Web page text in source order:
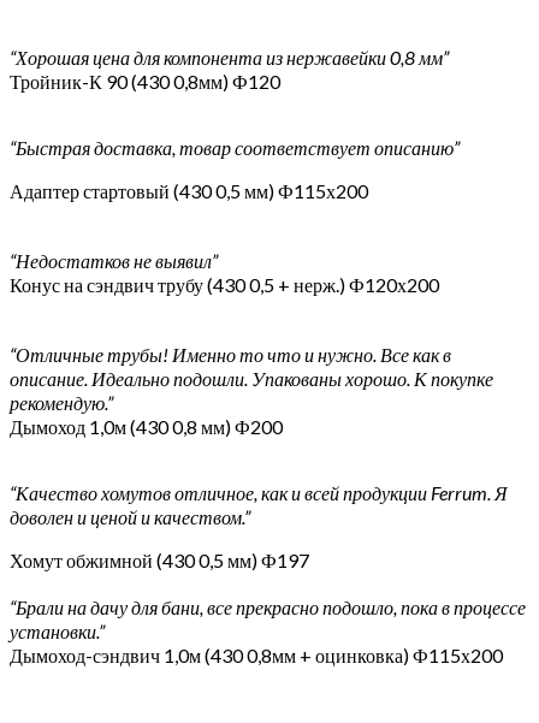
“Хорошая цена для компонента из нержавейки 0,8 мм”
Тройник-К 90 (430 0,8мм) Ф120
“Быстрая доставка, товар соответствует описанию”
Адаптер стартовый (430 0,5 мм) Ф115х200
“Недостатков не выявил”
Конус на сэндвич трубу (430 0,5 + нерж.) Ф120х200
“Отличные трубы! Именно то что и нужно. Все как в
описание. Идеально подошли. Упакованы хорошо. К покупке
рекомендую.”
Дымоход 1,0м (430 0,8 мм) Ф200
“Качество хомутов отличное, как и всей продукции Ferrum. Я
доволен и ценой и качеством.”
Хомут обжимной (430 0,5 мм) Ф197
“Брали на дачу для бани, все прекрасно подошло, пока в процессе
установки.”
Дымоход-сэндвич 1,0м (430 0,8мм + оцинковка) Ф115х200